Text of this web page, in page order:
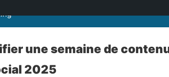
une semaine de
2025